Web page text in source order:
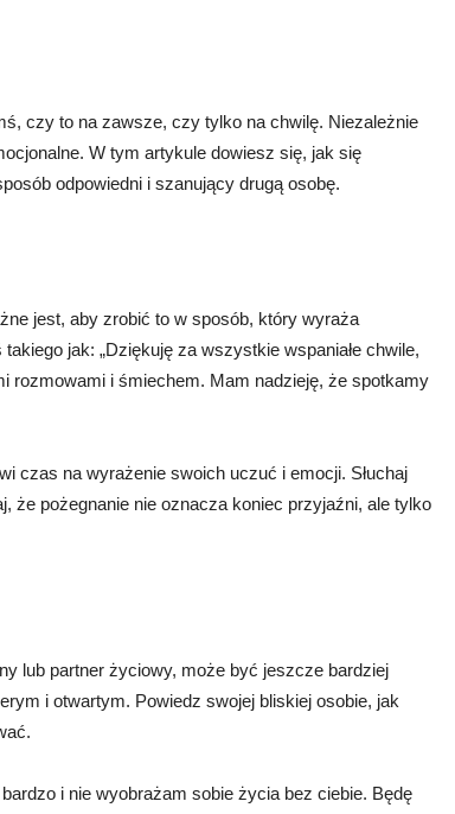
czy to na zawsze, czy tylko na chwilę. Niezależnie
W tym artykule dowiesz się, jak się
odpowiedni i szanujący drugą osobę.
jest, aby zrobić to w sposób, który wyraża
jak: „Dziękuję za wszystkie wspaniałe chwile,
rozmowami i śmiechem. Mam nadzieję, że spotkamy
czas na wyrażenie swoich uczuć i emocji. Słuchaj
że pożegnanie nie oznacza koniec przyjaźni, ale tylko
lub partner życiowy, może być jeszcze bardziej
i otwartym. Powiedz swojej bliskiej osobie, jak
i nie wyobrażam sobie życia bez ciebie. Będę